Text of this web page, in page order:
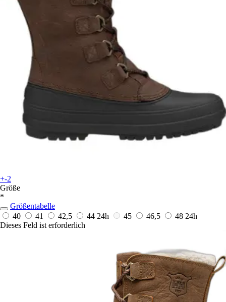
+-2
Größe
*
Größentabelle
40
41 42,5 44 24h 45 46,5 48 24h
Dieses Feld ist erforderlich